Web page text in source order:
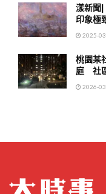
漾新聞|
印象極
2025-
桃園某
庭 社
2026-